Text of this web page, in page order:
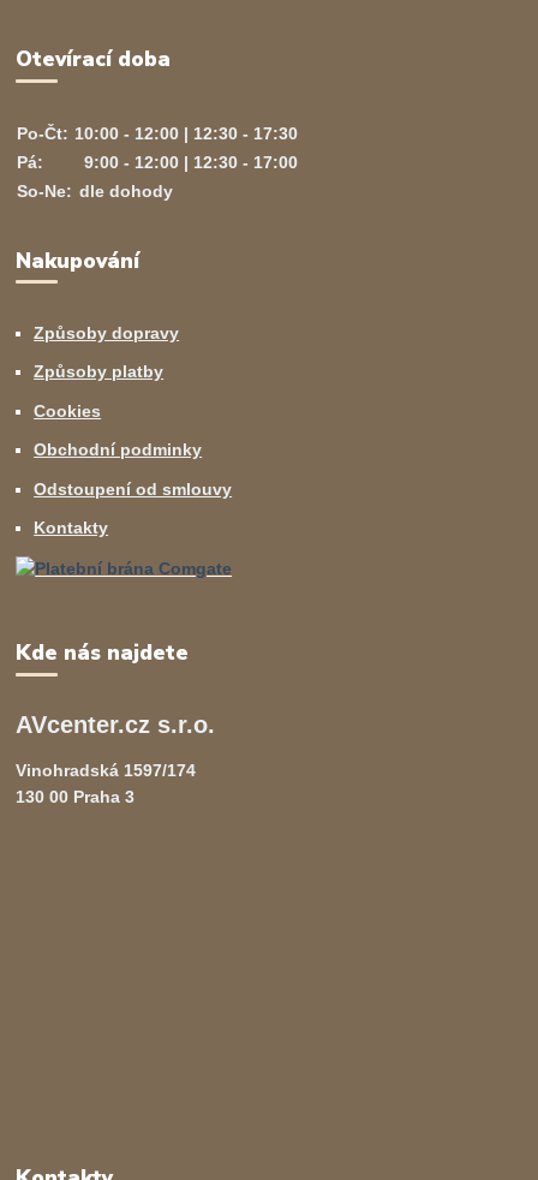
Otevírací doba
Po-Čt: 10:00 - 12:00 | 12:30 - 17:30
Pá:
9:00 - 12:00 | 12:30 - 17:00
So-Ne: dle dohody
Nakupování
Způsoby dopravy
Způsoby platby
Cookies
Obchodní podminky
Odstoupení od smlouvy
Kontakty
Kde nás najdete
AVcenter.cz s.r.o.
Vinohradská 1597/174
130 00 Praha 3